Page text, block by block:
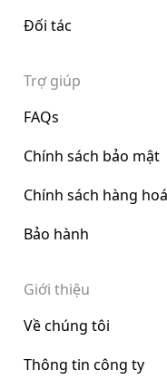
Đối tác
Trợ giúp
FAQs
Chính sách bảo mật
Chính sách hàng hoá
Bảo hành
Giới thiệu
Về chúng tôi
Thông tin công ty